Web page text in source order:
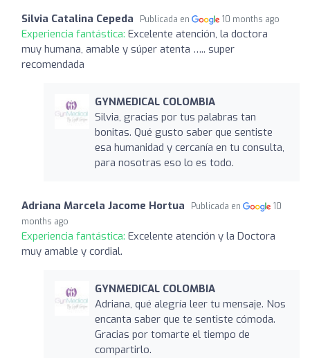
Silvia Catalina Cepeda Publicada en 10 months ago
Experiencia fantástica: Excelente atención, la doctora
muy humana, amable y súper atenta ….. super
recomendada
GYNMEDICAL COLOMBIA
Silvia, gracias por tus palabras tan
bonitas. Qué gusto saber que sentiste
esa humanidad y cercanía en tu consulta,
para nosotras eso lo es todo.
Adriana Marcela Jacome Hortua Publicada en
10
months ago
Experiencia fantástica: Excelente atención y la Doctora
muy amable y cordial.
GYNMEDICAL COLOMBIA
Adriana, qué alegría leer tu mensaje. Nos
encanta saber que te sentiste cómoda.
Gracias por tomarte el tiempo de
compartirlo.